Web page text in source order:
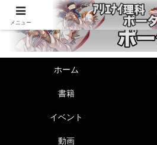
ホーム
書籍
イベント
動画
メニュー